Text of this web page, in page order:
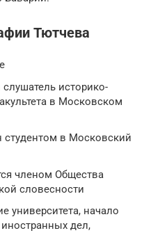
Тютчева
историко-
в Московском
студентом в Московский
членом Общества
словесности
университета, начало
дел,